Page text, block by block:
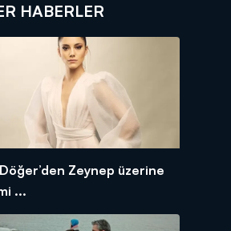
HABERLER
Zeynep üzerine
...